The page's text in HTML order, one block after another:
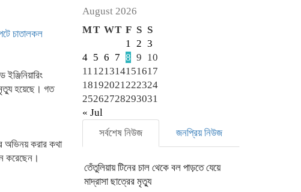
চাতালকল
মৃত্যু হয়েছে। গত
অভিনয় করার কথা
করেছেন।
August 2026
MT WT F S S
1 2 3
4 5 6 7 8 9 10
11121314151617
18192021222324
25262728293031
« Jul
সর্বশেষ নিউজ
জনপ্রিয় নিউজ
তেঁতুলিয়ায় টিনের চাল থেকে বল পাড়তে যেয়ে
মাদ্রাসা ছাত্রের মৃত্যু